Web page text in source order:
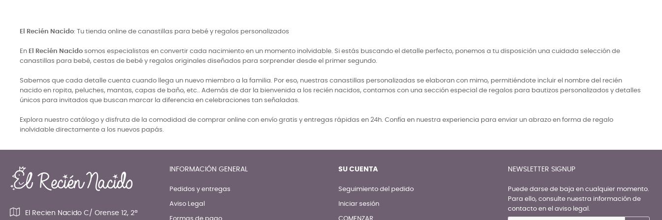
El Recién Nacido: Tu tienda online de canastillas para bebé y regalos personalizados
En El Recién Nacido somos especialistas en convertir cada nacimiento en un momento inolvidable. Si estás buscando el detalle perfecto, ponemos a tu disposición una cuidada selección de
canastillas para bebé, cestas de bebé y regalos originales diseñados para sorprender desde el primer segundo.
Sabemos que cada detalle cuenta cuando llega un nuevo miembro a la familia. Por eso, nuestras canastillas personalizadas se elaboran con mimo, permitiéndote incluir el nombre del recién
nacido en ropita, peluches, mantas, capas de baño, etc.. Además de dar la bienvenida a los recién nacidos, contamos con una sección especial de regalos para bautizos personalizados y detalles
únicos para invitados que buscan marcar la diferencia en celebraciones tan señaladas.
Explora nuestro catálogo y disfruta de la comodidad de comprar online con envío gratis y entregas rápidas en 24h. Confía en nuestra experiencia para enviar un abrazo en forma de regalo
inolvidable directamente a los nuevos papás.
El Recien Nacido C/ Orense 12, 2ª
INFORMACIÓN GENERAL
Pedidos y entregas
Aviso Legal
Formas de pago
SU CUENTA
Seguimiento del pedido
Iniciar sesión
COMENZAR
NEWSLETTER SIGNUP
Puede darse de baja en cualquier momento.
Para ello, consulte nuestra información de
contacto en el aviso legal.